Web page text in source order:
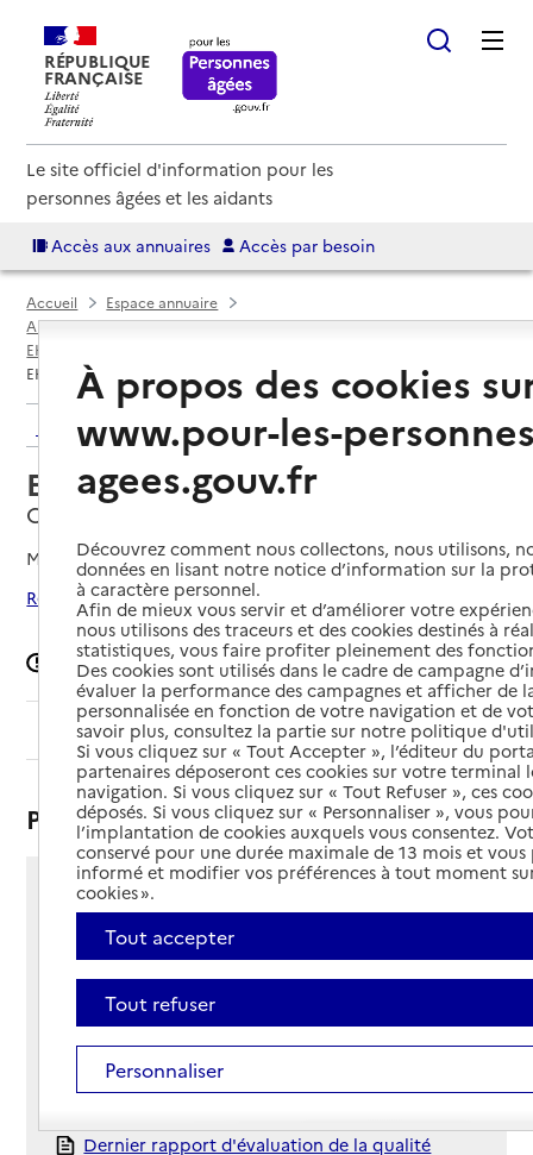
RÉPUBLIQUE
FRANÇAISE
Le site officiel d'information pour les
personnes âgées et les aidants
Accès aux annuaires Accès par besoin
Accueil
Espace annuaire
Annuaire EHPAD et maisons de retraite
EHPAD par département
EHPAD Claude Kelman
Retour aux résultats de l'annuaire
EHPAD Claude Kelman
Créteil, VAL-DE-MARNE
Mis à jour le28/07/2025
Rechercher les établissements autour de Créteil
Signaler une erreur
Sommaire
Présentation
1 rue Madame de Sévigné
94000 - Créteil
Voir itinéraire
Téléphone :
01 56 71 85 60
Contact
Site Internet
Site internet
Gestionnaire :
Rapport HAS
Dernier rapport d'évaluation de la qualité
À propos des cookies
www.pour-les-
agees.gouv.fr
Découvrez comment nous collectons, nous utilisons,
données en lisant notre notice d’information sur la
à caractère personnel.
Afin de mieux vous servir et d’améliorer votre
nous utilisons des traceurs et des cookies destinés à
statistiques, vous faire profiter pleinement des
Des cookies sont utilisés dans le cadre de campagne
évaluer la performance des campagnes et afficher de
personnalisée en fonction de votre navigation et de
savoir plus, consultez la partie sur notre politique
Si vous cliquez sur « Tout Accepter », l’éditeur du
partenaires déposeront ces cookies sur votre terminal
navigation. Si vous cliquez sur « Tout Refuser », ces
déposés. Si vous cliquez sur « Personnaliser », vous
l’implantation de cookies auxquels vous consentez.
conservé pour une durée maximale de 13 mois et
informé et modifier vos préférences à tout moment
cookies ».
Tout accepter
Tout refuser
Personnaliser